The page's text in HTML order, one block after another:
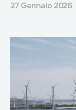
27 Gennaio 2026